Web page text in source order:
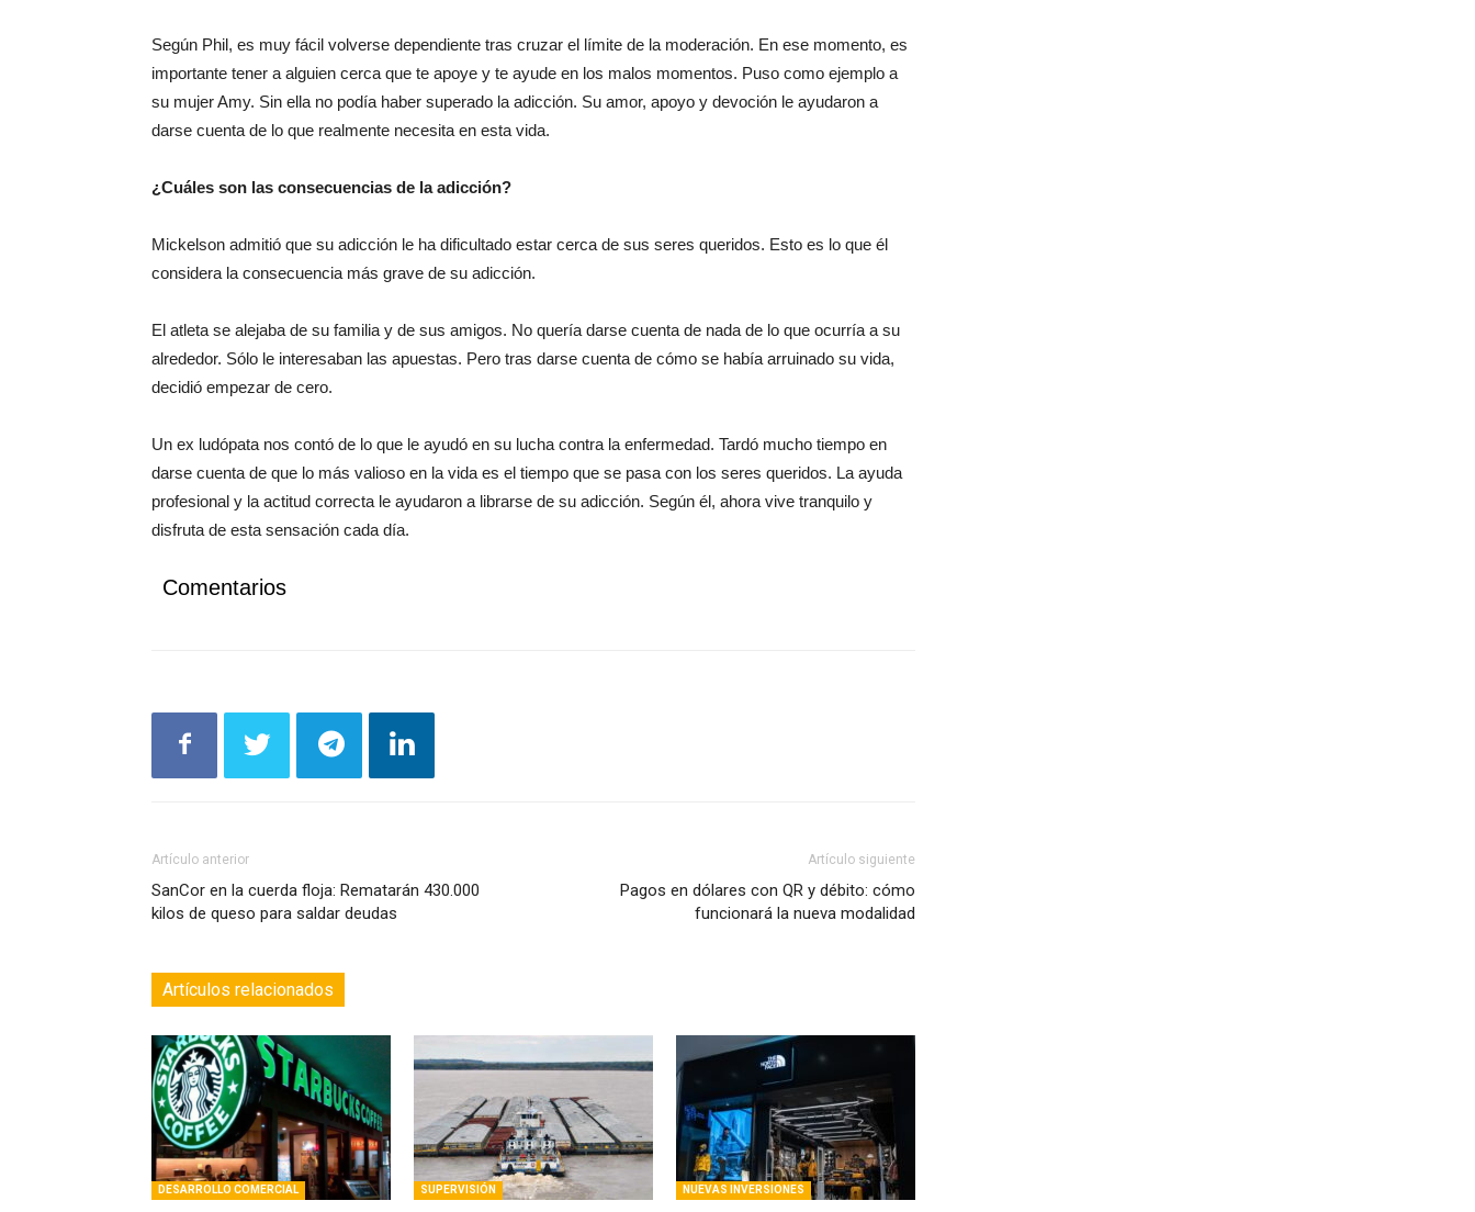
Según Phil, es muy fácil volverse dependiente tras cruzar el límite de la moderación. En ese momento, es
importante tener a alguien cerca que te apoye y te ayude en los malos momentos. Puso como ejemplo a
su mujer Amy. Sin ella no podía haber superado la adicción. Su amor, apoyo y devoción le ayudaron a
darse cuenta de lo que realmente necesita en esta vida.
¿Cuáles son las consecuencias de la adicción?
Mickelson admitió que su adicción le ha dificultado estar cerca de sus seres queridos. Esto es lo que él
considera la consecuencia más grave de su adicción.
El atleta se alejaba de su familia y de sus amigos. No quería darse cuenta de nada de lo que ocurría a su
alrededor. Sólo le interesaban las apuestas. Pero tras darse cuenta de cómo se había arruinado su vida,
decidió empezar de cero.
Un ex ludópata nos contó de lo que le ayudó en su lucha contra la enfermedad. Tardó mucho tiempo en
darse cuenta de que lo más valioso en la vida es el tiempo que se pasa con los seres queridos. La ayuda
profesional y la actitud correcta le ayudaron a librarse de su adicción. Según él, ahora vive tranquilo y
disfruta de esta sensación cada día.
Comentarios
Artículo anterior
SanCor en la cuerda floja: Rematarán 430.000
kilos de queso para saldar deudas
Artículo siguiente
Pagos en dólares con QR y débito: cómo
funcionará la nueva modalidad
Artículos relacionados
DESARROLLO COMERCIAL SUPERVISIÓN NUEVAS INVERSIONES